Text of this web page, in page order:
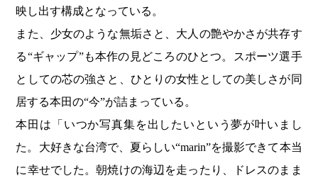
映し出す構成となっている。
また、少女のような無垢さと、大人の艶やかさが共存す
る“ギャップ”も本作の見どころのひとつ。スポーツ選手
としての芯の強さと、ひとりの女性としての美しさが同
居する本田の“今”が詰まっている。
本田は「いつか写真集を出したいという夢が叶いまし
た。大好きな台湾で、夏らしい“marin”を撮影できて本当
に幸せでした。朝焼けの海辺を走ったり、ドレスのまま